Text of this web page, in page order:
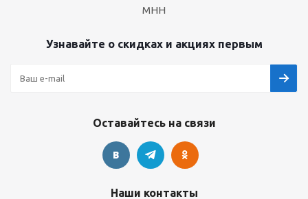
МНН
Узнавайте о скидках и акциях первым
Оставайтесь на связи
Наши контакты